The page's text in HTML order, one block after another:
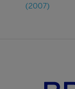
(2007)